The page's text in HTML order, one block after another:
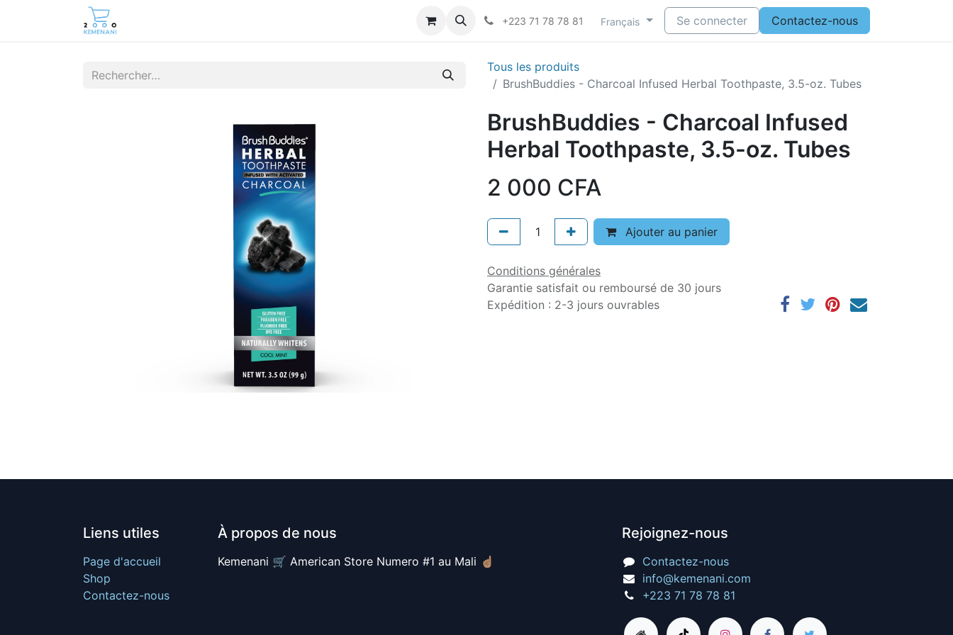
+223 71 78 78 81 Français Se connecter Contactez-nous
Tous les produits
BrushBuddies - Charcoal Infused Herbal Toothpaste, 3.5-oz. Tubes
BrushBuddies - Charcoal Infused
Herbal Toothpaste, 3.5-oz. Tubes
2 000 CFA
Ajouter au panier
Conditions générales
Garantie satisfait ou remboursé de 30 jours
Expédition : 2-3 jours ouvrables
Liens utiles
Page d'accueil
Shop
Contactez-nous
À propos de nous
Kemenani 🛒 American Store Numero #1 au Mali ☝🏽
Rejoignez-nous
Contactez-nous
info@kemenani.com
+223 71 78 78 81